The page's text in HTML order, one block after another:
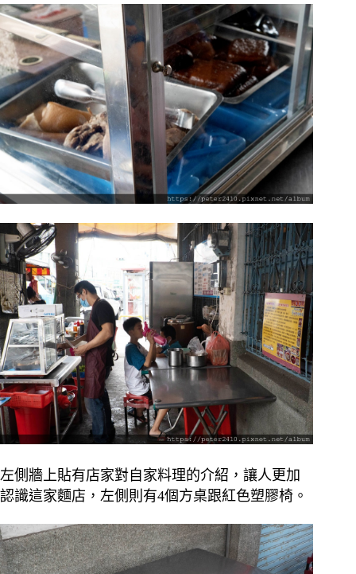
左側牆上貼有店家對自家料理的介紹，讓人更加
認識這家麵店，左側則有4個方桌跟紅色塑膠椅。